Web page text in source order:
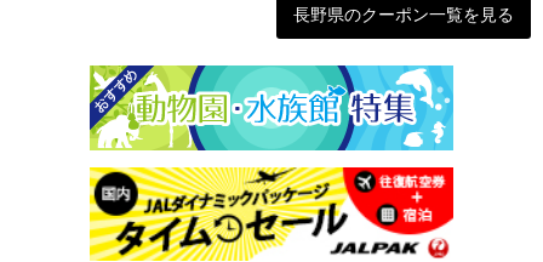
長野県のクーポン一覧を見る